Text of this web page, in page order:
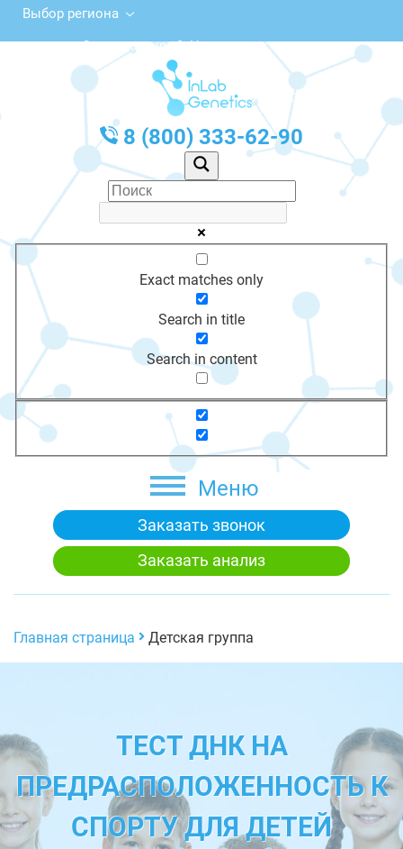
Выбор региона
Советская ул., 8, Новоузенск
с 10:00 до 20:00
График работы: Пн-Пт с 10:00 до 20:00
8 (800) 333-62-90
Exact matches only
Search in title
Search in content
Меню
Заказать звонок
Заказать анализ
Главная страница Детская группа
ТЕСТ ДНК НА
ПРЕДРАСПОЛОЖЕННОСТЬ К
СПОРТУ ДЛЯ ДЕТЕЙ